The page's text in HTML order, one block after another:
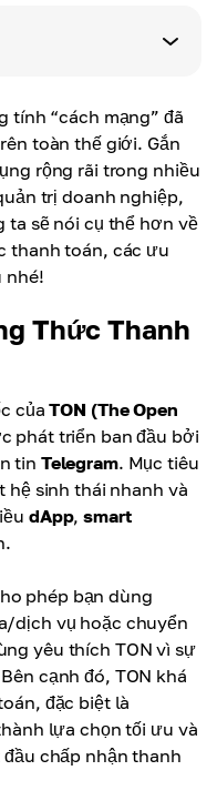
tính “cách mạng” đã
toàn thế giới. Gắn
rộng rãi trong nhiều
trị doanh nghiệp,
ta sẽ nói cụ thể hơn về
thanh toán, các ưu
nhé!
Thức Thanh
củaTON (The Open
phát triển ban đầu bởi
tin Telegram. Mục tiêu
hệ sinh thái nhanh và
dApp,smart
phép bạn dùng
dịch vụ hoặc chuyển
yêu thích TON vì sự
cạnh đó, TON khá
đặc biệt là
lựa chọn tối ưu và
chấp nhận thanh